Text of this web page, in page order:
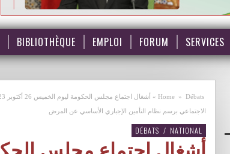
BIBLIOTHÈQUE EMPLOI FORUM SERVICES
Home » Débats
»
الاجتماعي برسم نظام التأمين الإجباري الأساسي عن المرض
DÉBATS / NATIONAL